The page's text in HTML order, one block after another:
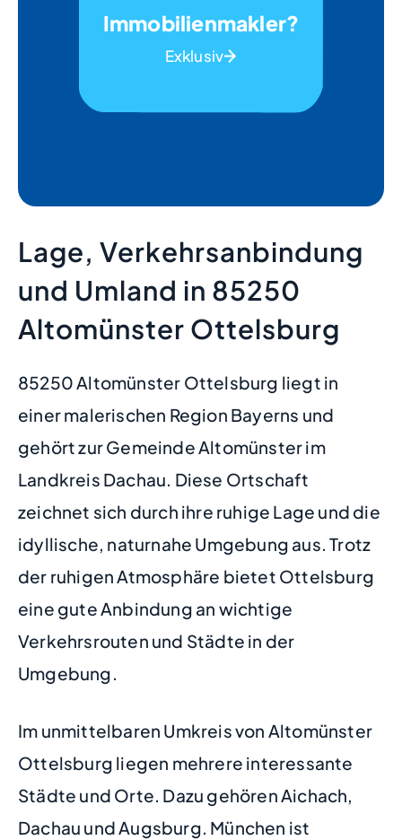
Immobilienmakler?
Exklusiv
Lage, Verkehrsanbindung
und Umland in 85250
Altomünster Ottelsburg
85250 Altomünster Ottelsburg liegt in
einer malerischen Region Bayerns und
gehört zur Gemeinde Altomünster im
Landkreis Dachau. Diese Ortschaft
zeichnet sich durch ihre ruhige Lage und die
idyllische, naturnahe Umgebung aus. Trotz
der ruhigen Atmosphäre bietet Ottelsburg
eine gute Anbindung an wichtige
Verkehrsrouten und Städte in der
Umgebung.
Im unmittelbaren Umkreis von Altomünster
Ottelsburg liegen mehrere interessante
Städte und Orte. Dazu gehören Aichach,
Dachau und Augsburg. München ist